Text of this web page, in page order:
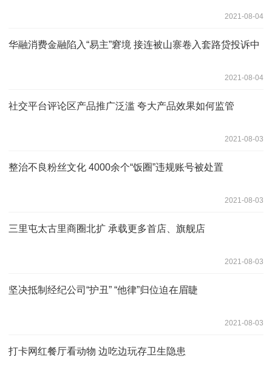
2021-08-04
华融消费金融陷入“易主”窘境 接连被山寨卷入套路贷投诉中
2021-08-04
社交平台评论区产品推广泛滥 夸大产品效果如何监管
2021-08-03
整治不良粉丝文化 4000余个“饭圈”违规账号被处置
2021-08-03
三里屯太古里商圈北扩 承载更多首店、旗舰店
2021-08-03
坚决抵制经纪公司“护丑” “他律”归位迫在眉睫
2021-08-03
打卡网红餐厅看动物 边吃边玩存卫生隐患